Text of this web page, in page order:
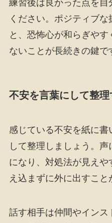
練習後は良かった点を自
ください。ポジティブ
と、恐怖心が和らぎや
ないことが長続きの鍵で
不安を言葉にして整理
感じている不安を紙に書
して整理しましょう。
になり、対処法が見え
え込まずに外に出すこと
話す相手は仲間やインス